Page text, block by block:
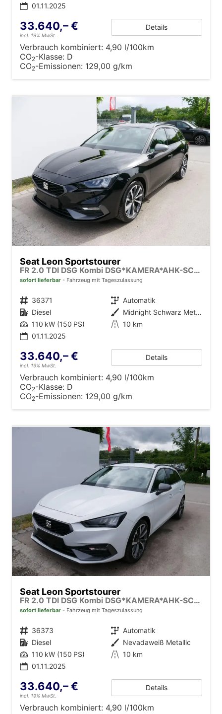
01.11.2025
33.640,– €
incl. 19% MwSt.
Details
Verbrauch kombiniert: 4,90 l/100km
CO2-Klasse: D
CO2-Emissionen: 129,00 g/km
Seat Leon Sportstourer
FR 2.0 TDI DSG Kombi DSG*KAMERA*AHK-SCHWENKBAR*NAVI*TEMPOMAT*WINTERPAKET*
sofort lieferbar Fahrzeug mit Tageszulassung
Fahrzeugnr. 36371 Getriebe Automatik
Kraftstoff Diesel Außenfarbe
Midnight Schwarz Metallic
Leistung 110 kW (150 PS) Kilometerstand 10 km
01.11.2025
33.640,– €
incl. 19% MwSt.
Details
Verbrauch kombiniert: 4,90 l/100km
CO2-Klasse: D
CO2-Emissionen: 129,00 g/km
Seat Leon Sportstourer
FR 2.0 TDI DSG Kombi DSG*KAMERA*AHK-SCHWENKBAR*NAVI*TEMPOMAT*WINTERPAKET*
sofort lieferbar Fahrzeug mit Tageszulassung
Fahrzeugnr. 36373 Getriebe Automatik
Kraftstoff Diesel Außenfarbe Nevadaweiß Metallic
Leistung 110 kW (150 PS) Kilometerstand 10 km
01.11.2025
33.640,– €
incl. 19% MwSt.
Details
Verbrauch kombiniert: 4,90 l/100km